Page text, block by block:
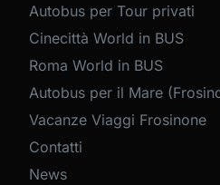
Autobus per Tour privati
Cinecittà World in BUS
Roma World in BUS
Autobus per il Mare
Vacanze Viaggi Frosinone
Contatti
News